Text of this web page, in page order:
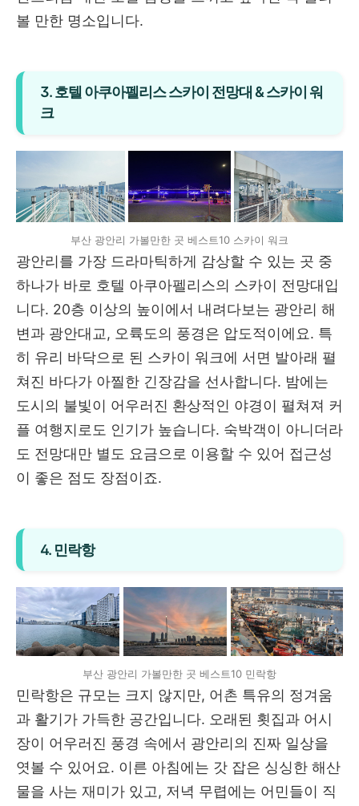
볼 만한 명소입니다.
3. 호텔 아쿠아펠리스 스카이 전망대 & 스카이 워
크
부산 광안리 가볼만한 곳 베스트10 스카이 워크
광안리를 가장 드라마틱하게 감상할 수 있는 곳 중
하나가 바로 호텔 아쿠아펠리스의 스카이 전망대입
니다. 20층 이상의 높이에서 내려다보는 광안리 해
변과 광안대교, 오륙도의 풍경은 압도적이에요. 특
히 유리 바닥으로 된 스카이 워크에 서면 발아래 펼
쳐진 바다가 아찔한 긴장감을 선사합니다. 밤에는
도시의 불빛이 어우러진 환상적인 야경이 펼쳐져 커
플 여행지로도 인기가 높습니다. 숙박객이 아니더라
도 전망대만 별도 요금으로 이용할 수 있어 접근성
이 좋은 점도 장점이죠.
4. 민락항
부산 광안리 가볼만한 곳 베스트10 민락항
민락항은 규모는 크지 않지만, 어촌 특유의 정겨움
과 활기가 가득한 공간입니다. 오래된 횟집과 어시
장이 어우러진 풍경 속에서 광안리의 진짜 일상을
엿볼 수 있어요. 이른 아침에는 갓 잡은 싱싱한 해산
물을 사는 재미가 있고, 저녁 무렵에는 어민들이 직